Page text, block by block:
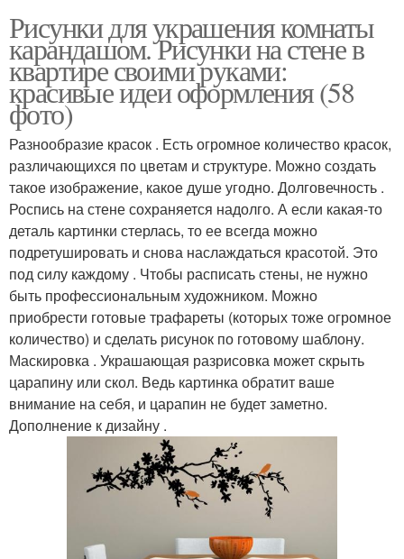
Рисунки для украшения комнаты
карандашом. Рисунки на стене в
квартире своими руками:
красивые идеи оформления (58
фото)
Разнообразие красок . Есть огромное количество красок,
различающихся по цветам и структуре. Можно создать
такое изображение, какое душе угодно. Долговечность .
Роспись на стене сохраняется надолго. А если какая-то
деталь картинки стерлась, то ее всегда можно
подретушировать и снова наслаждаться красотой. Это
под силу каждому . Чтобы расписать стены, не нужно
быть профессиональным художником. Можно
приобрести готовые трафареты (которых тоже огромное
количество) и сделать рисунок по готовому шаблону.
Маскировка . Украшающая разрисовка может скрыть
царапину или скол. Ведь картинка обратит ваше
внимание на себя, и царапин не будет заметно.
Дополнение к дизайну .